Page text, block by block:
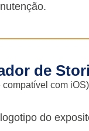
de
compatível com iOS)
do